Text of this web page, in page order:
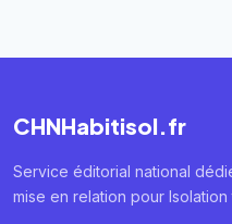
CHNHabitisol.fr
Service éditorial national
mise en relation pour